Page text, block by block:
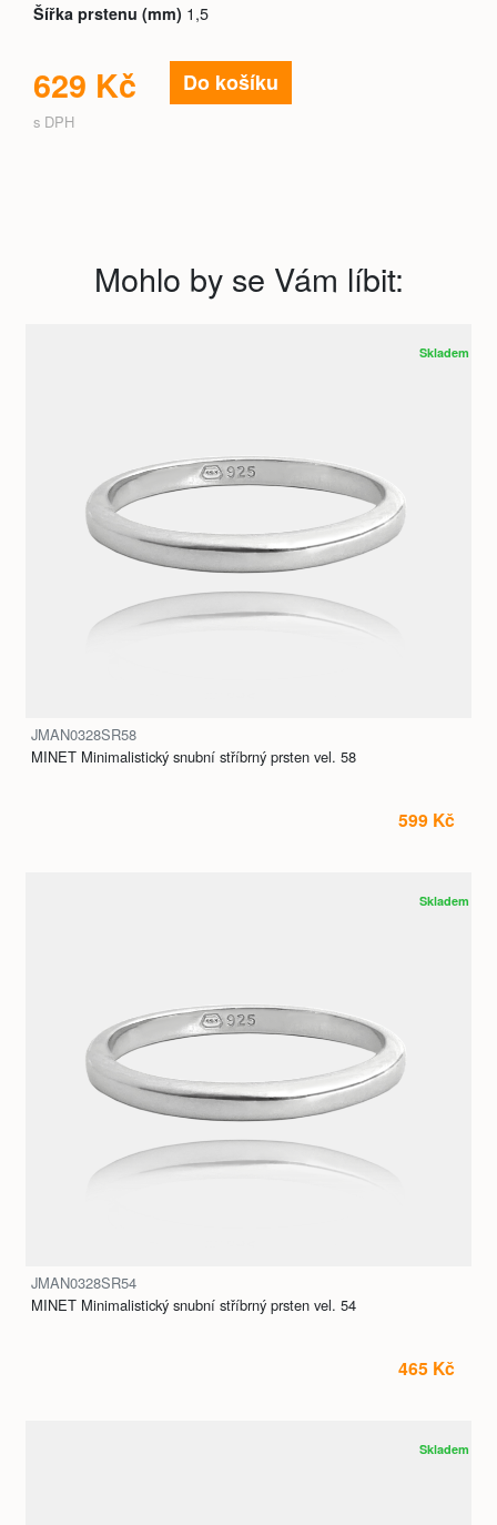
Šířka prstenu (mm) 1,5
629 Kč
s DPH
Do košíku
Mohlo by se Vám líbit:
Skladem
JMAN0328SR58
MINET Minimalistický snubní stříbrný prsten vel. 58
599 Kč
Skladem
JMAN0328SR54
MINET Minimalistický snubní stříbrný prsten vel. 54
465 Kč
Skladem